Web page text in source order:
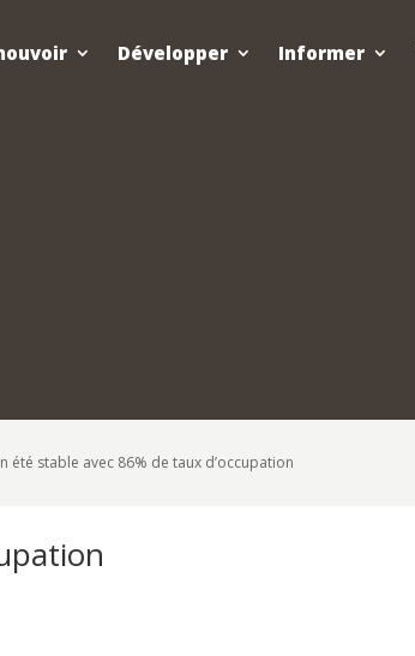
Développer Informer
été stable avec 86% de taux d’occupation